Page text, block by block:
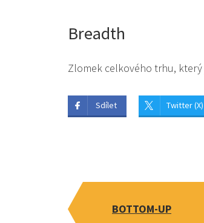
Breadth
Zlomek celkového trhu,
Sdílet Twitter (X)
BOTTOM-UP